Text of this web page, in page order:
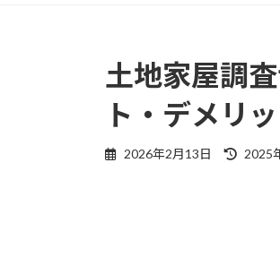
土地家屋調
ト・デメリ
2026年2月13日
最
2025